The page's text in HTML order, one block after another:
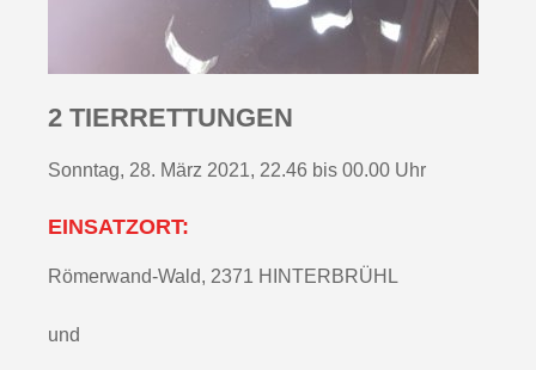
2 TIERRETTUNGEN
Sonntag, 28. März 2021, 22.46 bis 00.00 Uhr
EINSATZORT:
Römerwand-Wald, 2371 HINTERBRÜHL
und